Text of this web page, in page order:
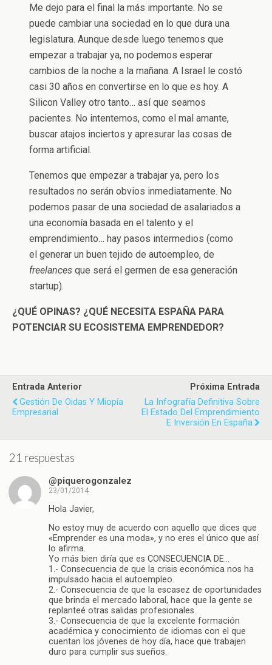
Me dejo para el final la más importante. No se
puede cambiar una sociedad en lo que dura una
legislatura. Aunque desde luego tenemos que
empezar a trabajar ya, no podemos esperar
cambios de la noche a la mañana. A Israel le costó
casi 30 años en convertirse en lo que es hoy. A
Silicon Valley otro tanto… así que seamos
pacientes. No intentemos, como el mal amante,
buscar atajos inciertos y apresurar las cosas de
forma artificial.
Tenemos que empezar a trabajar ya, pero los
resultados no serán obvios inmediatamente. No
podemos pasar de una sociedad de asalariados a
una economía basada en el talento y el
emprendimiento… hay pasos intermedios (como
el generar un buen tejido de autoempleo, de
freelances que será el germen de esa generación
startup).
¿QUÉ OPINAS? ¿QUÉ NECESITA ESPAÑA PARA
POTENCIAR SU ECOSISTEMA EMPRENDEDOR?
Entrada Anterior
Gestión De Oidas Y Miopía
Empresarial
Próxima Entrada
La Infografía Definitiva Sobre
El Estado Del Emprendimiento
E Inversión En España
21 respuestas
@piquerogonzalez
23/01/2014
Hola Javier,
No estoy muy de acuerdo con aquello que dices que
«Emprender es una moda», y no eres el único que así
lo afirma.
Yo más bien diría que es CONSECUENCIA DE…
1.- Consecuencia de que la crisis económica nos ha
impulsado hacia el autoempleo.
2.- Consecuencia de que la escasez de oportunidades
que brinda el mercado laboral, hace que la gente se
replanteé otras salidas profesionales.
3.- Consecuencia de que la excelente formación
académica y conocimiento de idiomas con el que
cuentan los jóvenes de hoy día, hace que trabajen
duro para cumplir sus sueños.